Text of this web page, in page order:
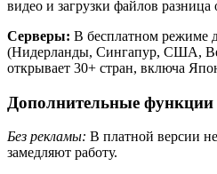
видео и загрузки файлов
Серверы: В бесплатном режиме
(Нидерланды, Сингапур, США,
открывает 30+ стран, включа
Дополнительные функции
Без рекламы: В платной версии
замедляют работу.